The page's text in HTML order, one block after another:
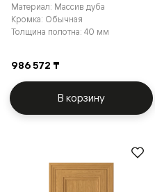
Материал: Массив дуба
Кромка: Обычная
Толщина полотна: 40 мм
986 572 ₸
В корзину